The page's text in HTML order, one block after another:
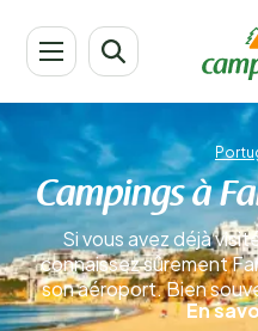
Campings à
Si vous avez déjà
connaissez sûrement
son aéroport. Bien
que comme un point
En